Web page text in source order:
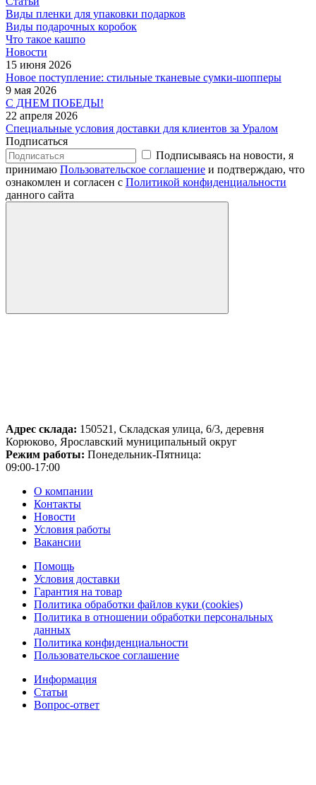
Виды пленки для упаковки подарков
Виды подарочных коробок
Что такое кашпо
Новости
15 июня 2026
Новое поступление: стильные тканевые сумки-шопперы
9 мая 2026
С ДНЕМ ПОБЕДЫ!
22 апреля 2026
Специальные условия доставки для клиентов за Уралом
Подписаться
Подписываясь на новости, я
принимаю Пользовательское соглашение и подтверждаю, что
ознакомлен и согласен с Политикой конфиденциальности
данного сайта
Адрес склада: 150521, Складская улица, 6/3, деревня
Корюково, Ярославский муниципальный округ
Режим работы: Понедельник-Пятница:
09:00-17:00
О компании
Контакты
Новости
Условия работы
Вакансии
Помощь
Условия доставки
Гарантия на товар
Политика обработки файлов куки (cookies)
Политика в отношении обработки персональных
данных
Политика конфиденциальности
Пользовательское соглашение
Информация
Статьи
Вопрос-ответ